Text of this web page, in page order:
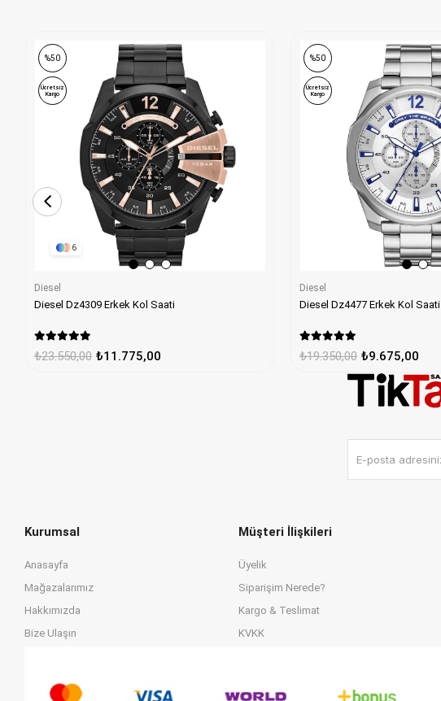
6
Diesel
Diesel Dz4309 Erkek Kol Saati
₺11.775,00
₺23.550,00
%50
Ücretsiz
Kargo
Diesel
Diesel Dz4477 Erkek Kol Saati
₺9.675,00
₺19.350,00
%50
Ücretsiz
Kargo
Kurumsal
Anasayfa
Mağazalarımız
Hakkımızda
Bize Ulaşın
Müşteri İlişkileri
Üyelik
Siparişim Nerede?
Kargo & Teslimat
KVKK